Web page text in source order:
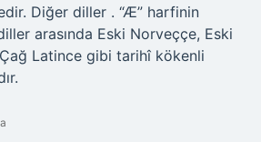
Diğer diller . “Æ” harfinin
arasında Eski Norveççe, Eski
Latince gibi tarihî kökenli